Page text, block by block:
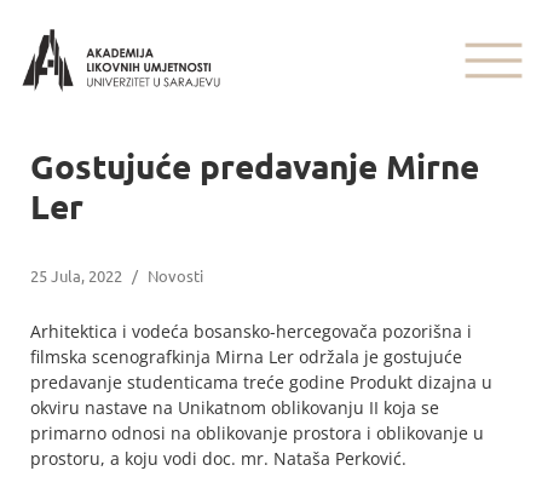
Gostujuće predavanje Mirne
Ler
25 Jula, 2022 / Novosti
Arhitektica i vodeća bosansko-hercegovača pozorišna i
filmska scenografkinja Mirna Ler održala je gostujuće
predavanje studenticama treće godine Produkt dizajna u
okviru nastave na Unikatnom oblikovanju II koja se
primarno odnosi na oblikovanje prostora i oblikovanje u
prostoru, a koju vodi doc. mr. Nataša Perković.